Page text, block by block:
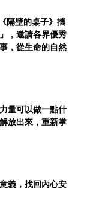
隔壁的桌子》攜
，邀請各界優秀
，從生命的自然
量可以做一點什
放出來，重新掌
義，找回內心安